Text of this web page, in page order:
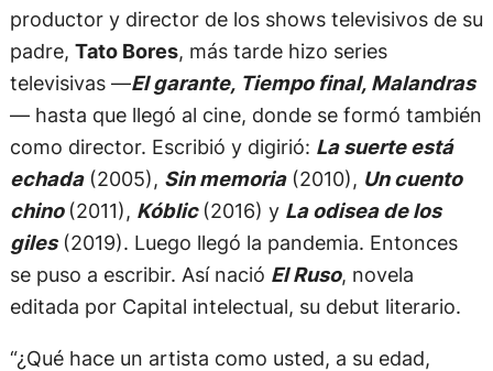
productor y director de los shows televisivos de su
padre, Tato Bores, más tarde hizo series
televisivas —El garante, Tiempo final, Malandras
— hasta que llegó al cine, donde se formó también
como director. Escribió y digirió: La suerte está
echada(2005), Sin memoria(2010), Un cuento
chino (2011), Kóblic (2016) y La odisea de los
giles(2019). Luego llegó la pandemia. Entonces
se puso a escribir. Así nació El Ruso, novela
editada por Capital intelectual, su debut literario.
“¿Qué hace un artista como usted, a su edad,